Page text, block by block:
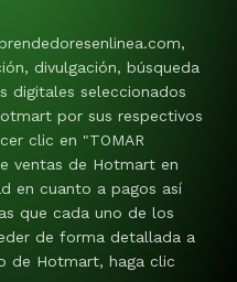
divulgación, búsqueda
digitales seleccionados
por sus respectivos
clic en "TOMAR
ventas de Hotmart en
en cuanto a pagos así
que cada uno de los
de forma detallada a
de Hotmart, haga clic